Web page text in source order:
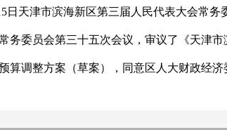
日天津市滨海新区第三届人民代表大会常务
委员会第三十五次会议，审议了《天津市
算调整方案（草案），同意区人大财政经